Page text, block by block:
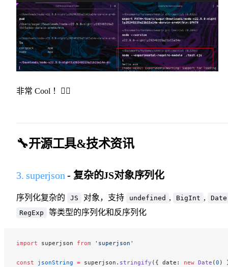
非常 Cool ！👍🏻
🔧开源工具&技术资讯
3. superjson - 复杂的JS对象序列化
序列化复杂的 JS 对象，支持 undefined , BigInt ,
Date
RegExp
等类型的序列化和反序列化
import superjson from 'superjson'
const jsonString = superjson. stringify ({ date: new Date (0 )